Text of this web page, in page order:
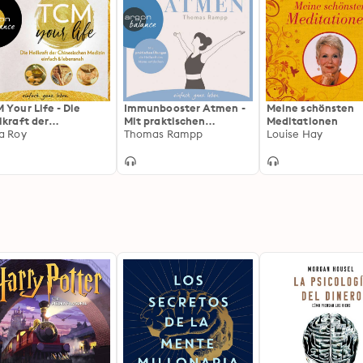
Your Life - Die
der
Medizin
Lesung):
Roy
Immunbooster Atmen -
Mit praktischen
Übungen die Heilkraft
(Gekürzte Lesung)
Thomas Rampp
Meine schönsten
Meditationen
Louise Hay